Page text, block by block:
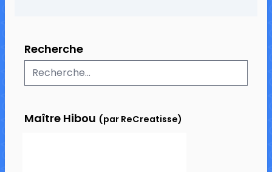
Recherche
Maître Hibou (par ReCreatisse)